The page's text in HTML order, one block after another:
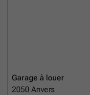
Garage à louer
2050 Anvers